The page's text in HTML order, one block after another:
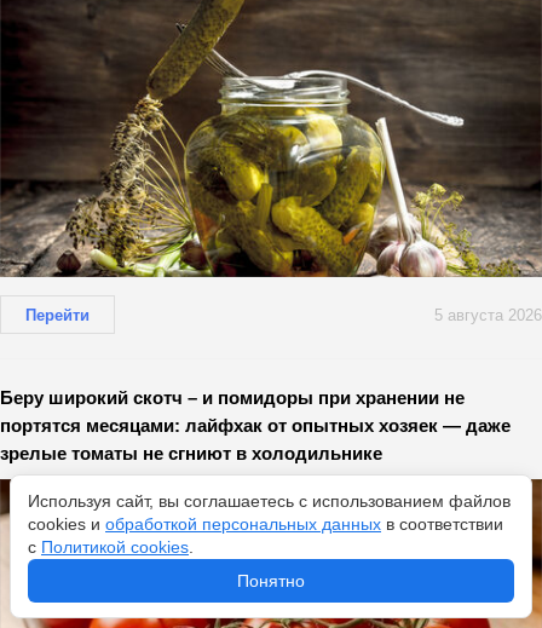
Перейти 5 августа 2026
Беру широкий скотч – и помидоры при хранении не
портятся месяцами: лайфхак от опытных хозяек — даже
зрелые томаты не сгниют в холодильнике
Используя сайт, вы соглашаетесь с использованием файлов
cookies и обработкой персональных данных в соответствии
с Политикой cookies
Понятно